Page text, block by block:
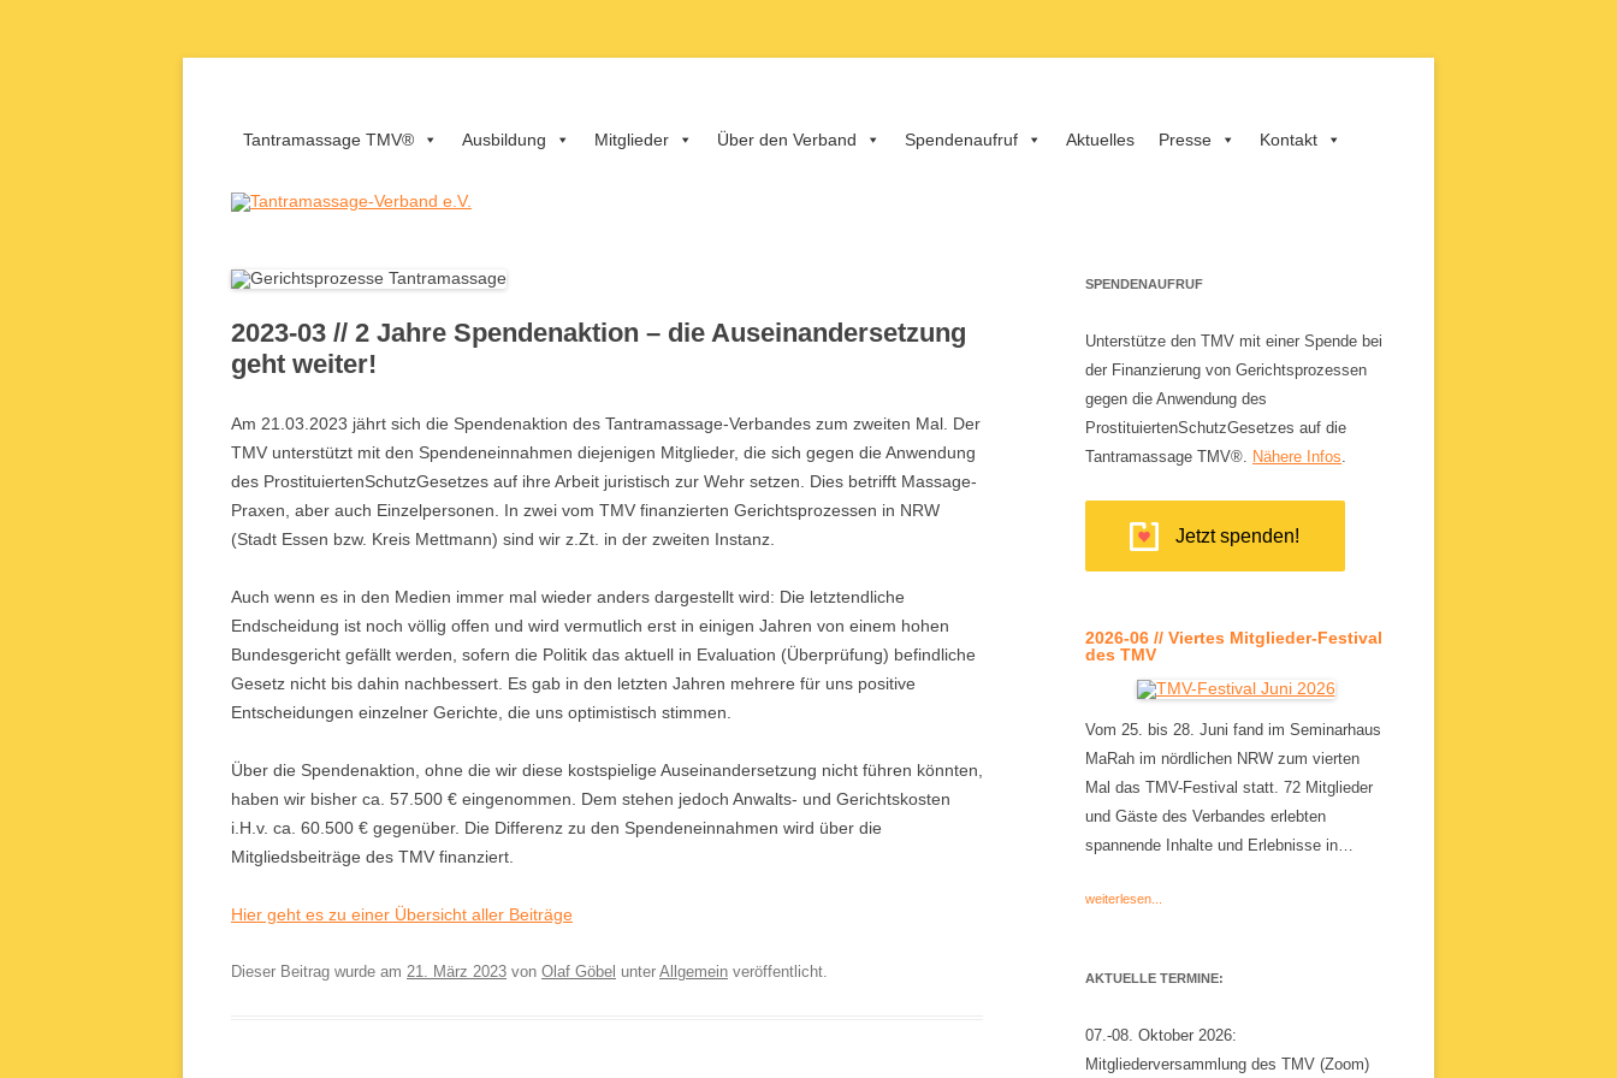
Tantramassage TMV® Ausbildung Mitglieder Über den Verband Spendenaufruf Aktuelles Presse Kontakt
2023-03 // 2 Jahre Spendenaktion – die Auseinandersetzung
geht weiter!
Am 21.03.2023 jährt sich die Spendenaktion des Tantramassage-Verbandes zum zweiten Mal. Der
TMV unterstützt mit den Spendeneinnahmen diejenigen Mitglieder, die sich gegen die Anwendung
des ProstituiertenSchutzGesetzes auf ihre Arbeit juristisch zur Wehr setzen. Dies betrifft Massage-
Praxen, aber auch Einzelpersonen. In zwei vom TMV finanzierten Gerichtsprozessen in NRW
(Stadt Essen bzw. Kreis Mettmann) sind wir z.Zt. in der zweiten Instanz.
Auch wenn es in den Medien immer mal wieder anders dargestellt wird: Die letztendliche
Endscheidung ist noch völlig offen und wird vermutlich erst in einigen Jahren von einem hohen
Bundesgericht gefällt werden, sofern die Politik das aktuell in Evaluation (Überprüfung) befindliche
Gesetz nicht bis dahin nachbessert. Es gab in den letzten Jahren mehrere für uns positive
Entscheidungen einzelner Gerichte, die uns optimistisch stimmen.
Über die Spendenaktion, ohne die wir diese kostspielige Auseinandersetzung nicht führen könnten,
haben wir bisher ca. 57.500 € eingenommen. Dem stehen jedoch Anwalts- und Gerichtskosten
i.H.v. ca. 60.500 € gegenüber. Die Differenz zu den Spendeneinnahmen wird über die
Mitgliedsbeiträge des TMV finanziert.
Hier geht es zu einer Übersicht aller Beiträge
Dieser Beitrag wurde am 21. März 2023 von Olaf Göbel unter Allgemein veröffentlicht.
SPENDENAUFRUF
Unterstütze den TMV mit einer Spende bei
der Finanzierung von Gerichtsprozessen
gegen die Anwendung des
ProstituiertenSchutzGesetzes auf die
Tantramassage TMV®. Nähere Infos.
Jetzt spenden!
2026-06 // Viertes Mitglieder-Festival
des TMV
Vom 25. bis 28. Juni fand im Seminarhaus
MaRah im nördlichen NRW zum vierten
Mal das TMV-Festival statt. 72 Mitglieder
und Gäste des Verbandes erlebten
spannende Inhalte und Erlebnisse in…
weiterlesen...
AKTUELLE TERMINE:
07.-08. Oktober 2026:
Mitgliederversammlung des TMV (Zoom)